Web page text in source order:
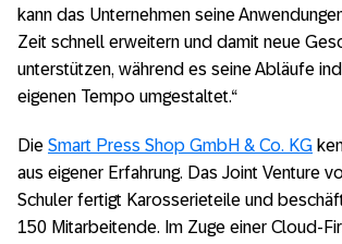
kann das Unternehmen seine
Zeit schnell erweitern und damit neue
unterstützen, während es seine Abläufe
eigenen Tempo umgestaltet.“
Die Smart Press Shop GmbH & Co. KG
aus eigener Erfahrung. Das Joint Venture
Schuler fertigt Karosserieteile und
150 Mitarbeitende. Im Zuge einer Cloud-